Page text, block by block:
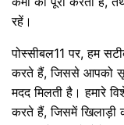
रहें।
पोस्सीबल11 पर, हम
करते हैं, जिससे आपको
मदद मिलती है। हमारे
करते हैं, जिसमें खिलाड़ी